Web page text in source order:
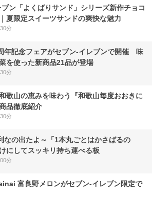
ブン「よくばりサンド」シリーズ新作チョコ
夏限定スイーツサンドの爽快な魅力
分
年記念フェアがセブン-イレブンで開催 味
を使った新商品21品が登場
分
歌山の恵みを味わう『和歌山毎度おおきに
品徹底紹介
分
なの出たよ～「1本丸ごとはかさばるの
にしてスッキリ持ち運べる板
分
富良野メロンがセブン‐イレブン限定で